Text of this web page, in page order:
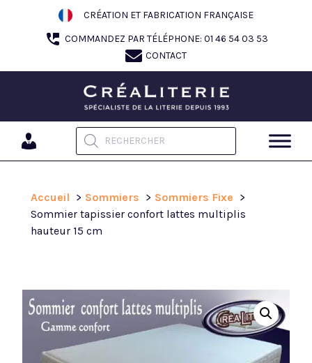
CRÉATION ET FABRICATION FRANÇAISE
COMMANDEZ PAR TÉLÉPHONE: 01 46 54 03 53
CONTACT
Recherche de produits
Accueil Sommiers
Sommiers Fixe
Sommier tapissier confort lattes multiplis
hauteur 15 cm